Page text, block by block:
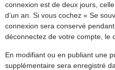
connexion est de deux jours, celle
d’un an. Si vous cochez « Se
connexion sera conservé
déconnectez de votre compte, le
En modifiant ou en publiant une
supplémentaire sera enregistré